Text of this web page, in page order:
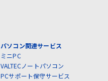
パソコン関連サービス
ミニPC
VALTECノートパソコン
PCサポート保守サービス